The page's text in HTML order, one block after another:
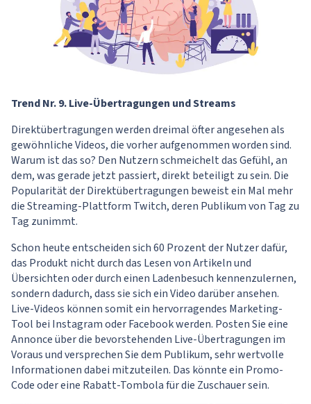
Trend Nr. 9. Live-Übertragungen und Streams
Direktübertragungen werden dreimal öfter angesehen als
gewöhnliche Videos, die vorher aufgenommen worden sind.
Warum ist das so? Den Nutzern schmeichelt das Gefühl, an
dem, was gerade jetzt passiert, direkt beteiligt zu sein. Die
Popularität der Direktübertragungen beweist ein Mal mehr
die Streaming-Plattform Twitch, deren Publikum von Tag zu
Tag zunimmt.
Schon heute entscheiden sich 60 Prozent der Nutzer dafür,
das Produkt nicht durch das Lesen von Artikeln und
Übersichten oder durch einen Ladenbesuch kennenzulernen,
sondern dadurch, dass sie sich ein Video darüber ansehen.
Live-Videos können somit ein hervorragendes Marketing-
Tool bei Instagram oder Facebook werden. Posten Sie eine
Annonce über die bevorstehenden Live-Übertragungen im
Voraus und versprechen Sie dem Publikum, sehr wertvolle
Informationen dabei mitzuteilen. Das könnte ein Promo-
Code oder eine Rabatt-Tombola für die Zuschauer sein.